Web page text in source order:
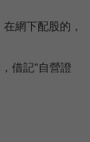
網下配股的，
借記"自營證